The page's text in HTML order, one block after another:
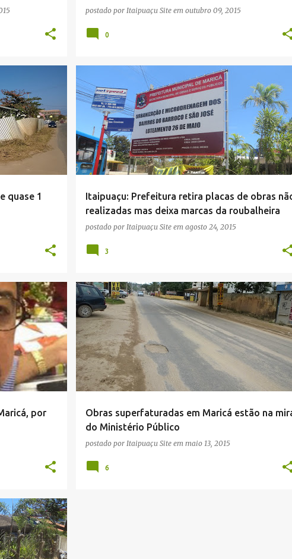
Flamengo
postado por Itaipuaçu Site em outubro 09, 2015
0
quase 1
Itaipuaçu: Prefeitura retira placas de obras
realizadas mas deixa marcas da roubalheira
postado por Itaipuaçu Site em agosto 24, 2015
CIDADE CORRUPÇÃO DESCASO +4
3
por
+5
Obras superfaturadas em Maricá estão na
do Ministério Público
postado por Itaipuaçu Site em maio 13, 2015
CORRUPÇÃO DESCASO +7
6
+5